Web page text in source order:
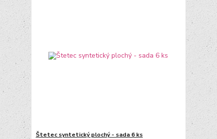
Štetec syntetický plochý - sada 6 ks